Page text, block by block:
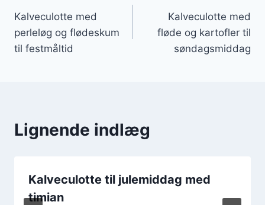
Kalveculotte med
perleløg og flødeskum
til festmåltid
Kalveculotte med
fløde og kartofler til
søndagsmiddag
Lignende indlæg
Kalveculotte til julemiddag med
timian